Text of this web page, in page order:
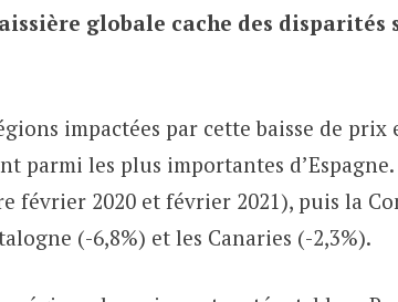
globale cache des disparités
impactées par cette baisse de prix
parmi les plus importantes
février 2020 et février 2021), puis la
(-6,8%) et les Canaries (-2,3%).